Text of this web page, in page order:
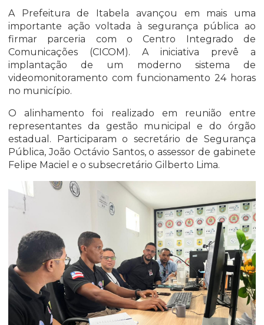
A Prefeitura de Itabela avançou em mais uma
importante ação voltada à segurança pública ao
firmar parceria com o Centro Integrado de
Comunicações (CICOM). A iniciativa prevê a
implantação de um moderno sistema de
videomonitoramento com funcionamento 24 horas
no município.
O alinhamento foi realizado em reunião entre
representantes da gestão municipal e do órgão
estadual. Participaram o secretário de Segurança
Pública, João Octávio Santos, o assessor de gabinete
Felipe Maciel e o subsecretário Gilberto Lima.